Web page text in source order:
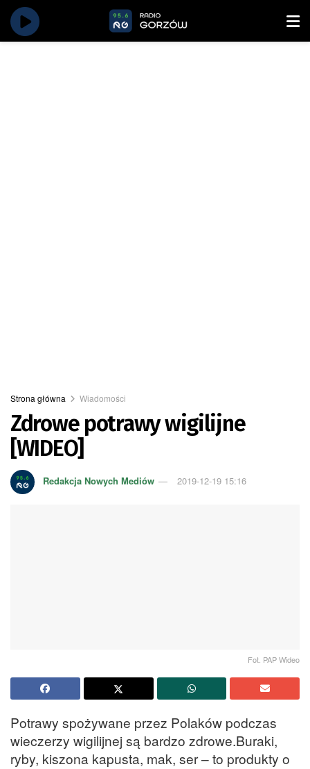
Strona główna Wiadomości
Zdrowe potrawy wigilijne
[WIDEO]
Redakcja Nowych Mediów 2019-12-19 15:16
Fot. PAP Wideo
Potrawy spożywane przez Polaków podczas
wieczerzy wigilijnej są bardzo zdrowe.Buraki,
ryby, kiszona kapusta, mak, ser – to produkty o